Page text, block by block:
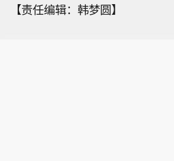
【责任编辑：韩梦圆】